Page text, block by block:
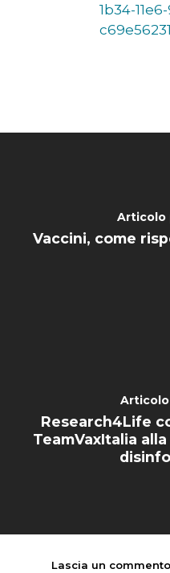
1b34-
Articolo
Vaccini, come
Research4Life
TeamVaxItalia
Lascia un commento